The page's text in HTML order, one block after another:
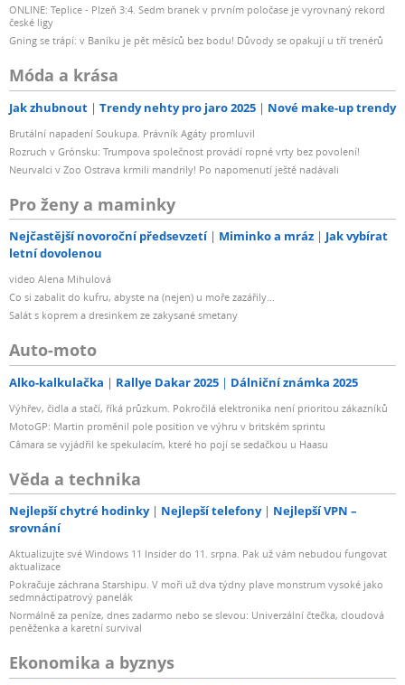
ONLINE: Teplice - Plzeň 3:4. Sedm branek v prvním poločase je vyrovnaný rekord
české ligy
Gning se trápí: v Baníku je pět měsíců bez bodu! Důvody se opakují u tří trenérů
Móda a krása
Jak zhubnout Trendy nehty pro jaro 2025 Nové make-up trendy
Brutální napadení Soukupa. Právník Agáty promluvil
Rozruch v Grónsku: Trumpova společnost provádí ropné vrty bez povolení!
Neurvalci v Zoo Ostrava krmili mandrily! Po napomenutí ještě nadávali
Pro ženy a maminky
Nejčastější novoroční předsevzetí Miminko a mráz
Jak vybírat
letní dovolenou
video Alena Mihulová
Co si zabalit do kufru, abyste na (nejen) u moře zazářily...
Salát s koprem a dresinkem ze zakysané smetany
Auto-moto
Alko-kalkulačka Rallye Dakar 2025 Dálniční známka 2025
Výhřev, čidla a stačí, říká průzkum. Pokročilá elektronika není prioritou zákazníků
MotoGP: Martin proměnil pole position ve výhru v britském sprintu
Câmara se vyjádřil ke spekulacím, které ho pojí se sedačkou u Haasu
Věda a technika
Nejlepší chytré hodinky Nejlepší telefony
Nejlepší VPN –
srovnání
Aktualizujte své Windows 11 Insider do 11. srpna. Pak už vám nebudou fungovat
aktualizace
Pokračuje záchrana Starshipu. V moři už dva týdny plave monstrum vysoké jako
sedmnáctipatrový panelák
Normálně za peníze, dnes zadarmo nebo se slevou: Univerzální čtečka, cloudová
peněženka a karetní survival
Ekonomika a byznys